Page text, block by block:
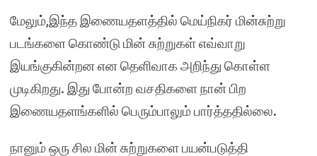
மேலும்,இந்த இணையதளத்தில் மெய்நிகர் மின்சுற்று
படங்களை கொண்டு மின் சுற்றுகள் எவ்வாறு
இயங்குகின்றன என தெளிவாக அறிந்து கொள்ள
முடிகிறது. இது போன்ற வசதிகளை நான் பிற
இணையதளங்களில் பெரும்பாலும் பார்த்ததில்லை.
நானும் ஒரு சில மின் சுற்றுகளை பயன்படுத்தி